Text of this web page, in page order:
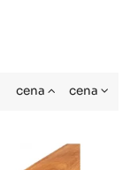
cena cena